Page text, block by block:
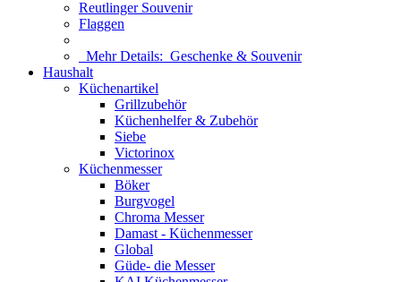
Reutlinger Souvenir
Flaggen
Mehr Details: Geschenke & Souvenir
Haushalt
Küchenartikel
Grillzubehör
Küchenhelfer & Zubehör
Siebe
Victorinox
Küchenmesser
Böker
Burgvogel
Chroma Messer
Damast - Küchenmesser
Global
Güde- die Messer